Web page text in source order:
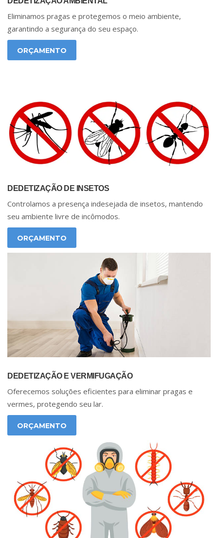
Eliminamos pragas e protegemos o meio ambiente,
garantindo a segurança do seu espaço.
ORÇAMENTO
DEDETIZAÇÃO DE INSETOS
Controlamos a presença indesejada de insetos, mantendo
seu ambiente livre de incômodos.
ORÇAMENTO
DEDETIZAÇÃO E VERMIFUGAÇÃO
Oferecemos soluções eficientes para eliminar pragas e
vermes, protegendo seu lar.
ORÇAMENTO